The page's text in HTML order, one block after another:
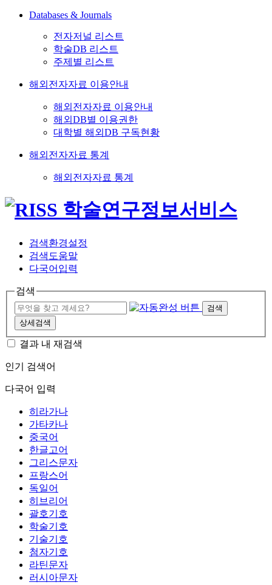
Databases & Journals
전자저널 리스트
학술DB 리스트
주제별 리스트
해외전자자료 이용안내
해외전자자료 이용안내
해외DB별 이용권한
대학별 해외DB 구독현황
해외전자자료 통계
해외전자자료 통계
검색환경설정
검색도움말
다국어입력
검색
검색
상세검색
결과 내 재검색
인기 검색어
다국어 입력
히라가나
가타카나
중국어
한글고어
그리스문자
프랑스어
독일어
히브리어
괄호기호
학술기호
기술기호
첨자기호
라틴문자
러시아문자